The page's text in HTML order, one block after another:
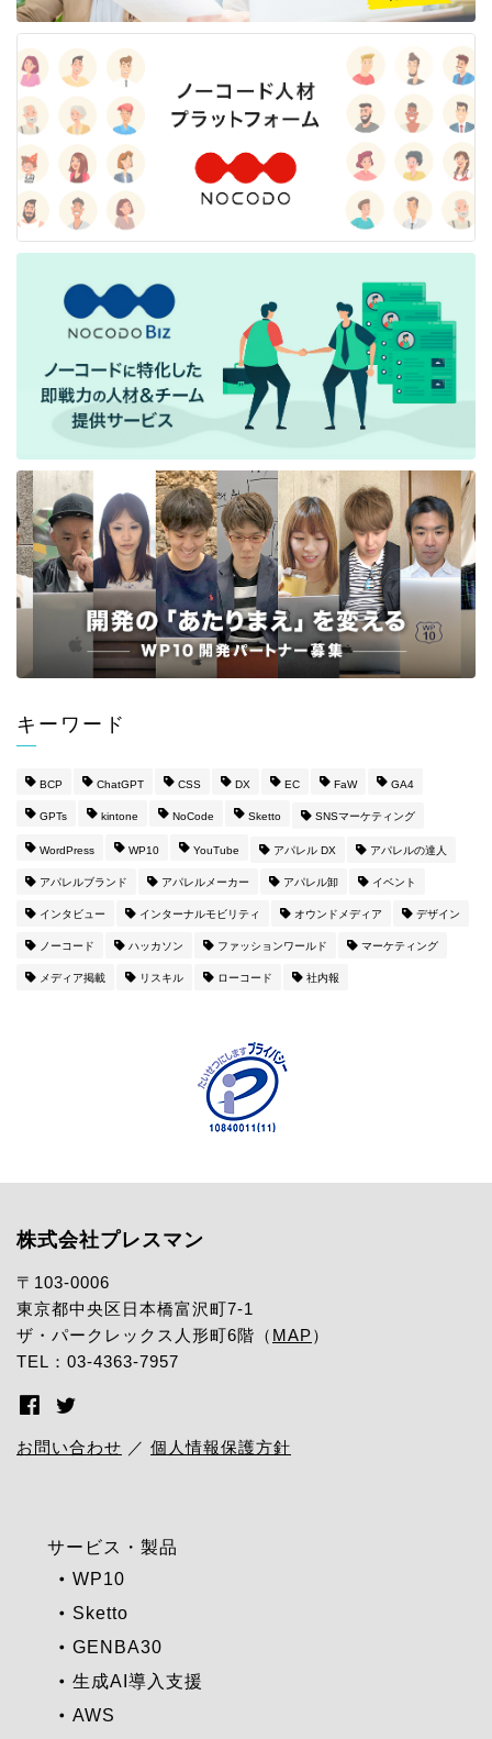
キーワード
BCP ChatGPT CSS DX EC FaW GA4
GPTs kintone NoCode Sketto SNSマーケティング
WordPress WP10 YouTube アパレル DX アパレルの達人
アパレルブランド アパレルメーカー アパレル卸 イベント
インタビュー インターナルモビリティ オウンドメディア デザイン
ノーコード ハッカソン ファッションワールド マーケティング
メディア掲載 リスキル ローコード 社内報
株式会社プレスマン
〒103-0006
東京都中央区日本橋富沢町7-1
ザ・パークレックス人形町6階（ MAP）
TEL：03-4363-7957
お問い合わせ ／ 個人情報保護方針
サービス・製品
WP10
Sketto
GENBA30
生成AI導入支援
AWS